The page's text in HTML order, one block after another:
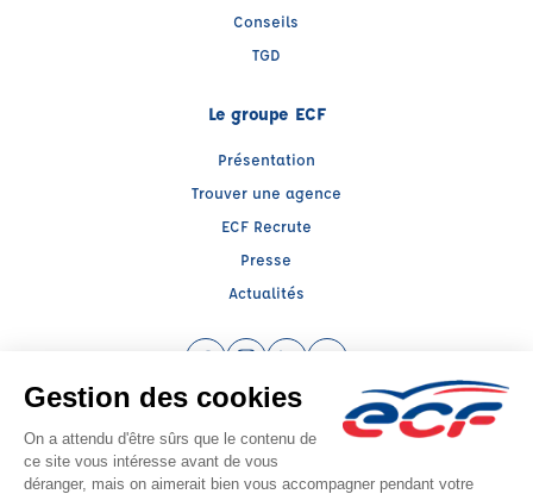
Conseils
TGD
Le groupe ECF
Présentation
Trouver une agence
ECF Recrute
Presse
Actualités
Facebook (nouvelle fenêtre)
Instagram (nouvelle fenêtre)
LinkedIn (nouvelle fenêtre)
YouTube (nouvelle
Raison sociale : ECF CER CENTRE ATLANTIQUE - Capital social: 2500000€
SIREN: 312379266 - Numéro de TVA intracommunautaire: FR 52 312379266
Agrément n°E1404400270
Siège social : RN 11 - Rte de la Mothe Les Champs Dorés, LA CRECHE (79260) -